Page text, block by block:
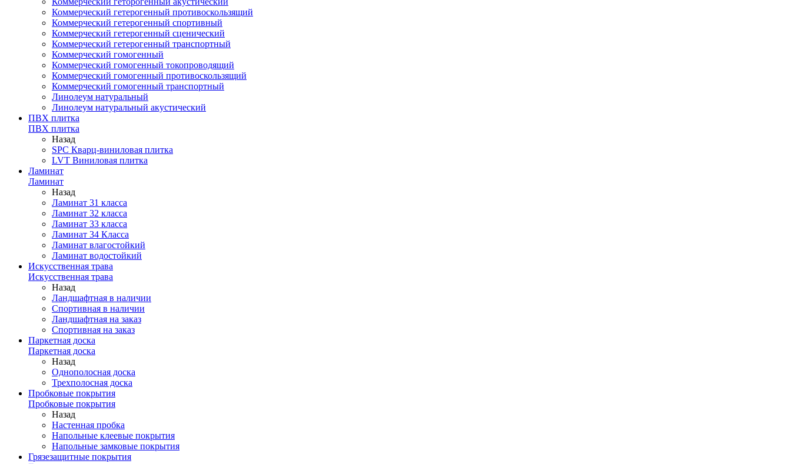
Коммерческий гетерогенный противоскользящий
Коммерческий гетерогенный спортивный
Коммерческий гетерогенный сценический
Коммерческий гетерогенный транспортный
Коммерческий гомогенный
Коммерческий гомогенный токопроводящий
Коммерческий гомогенный противоскользящий
Коммерческий гомогенный транспортный
Линолеум натуральный
Линолеум натуральный акустический
ПВХ плитка
ПВХ плитка
Назад
SPC Кварц-виниловая плитка
LVT Виниловая плитка
Ламинат
Ламинат
Назад
Ламинат 31 класса
Ламинат 32 класса
Ламинат 33 класса
Ламинат 34 Класса
Ламинат влагостойкий
Ламинат водостойкий
Искусственная трава
Искусственная трава
Назад
Ландшафтная в наличии
Спортивная в наличии
Ландшафтная на заказ
Спортивная на заказ
Паркетная доска
Паркетная доска
Назад
Однополосная доска
Трехполосная доска
Пробковые покрытия
Пробковые покрытия
Назад
Настенная пробка
Напольные клеевые покрытия
Напольные замковые покрытия
Грязезащитные покрытия